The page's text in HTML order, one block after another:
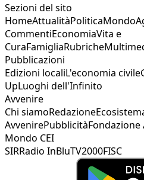
Sezioni del sito
HomeAttualitàPoliticaMondo
CommentiEconomiaVita e
CuraFamigliaRubriche
Pubblicazioni
Edizioni localiL'economia civile
UpLuoghi dell'Infinito
Avvenire
Chi siamoRedazione
AvvenirePubblicitàFondazione
Mondo CEI
SIRRadio InBluTV2000FISC